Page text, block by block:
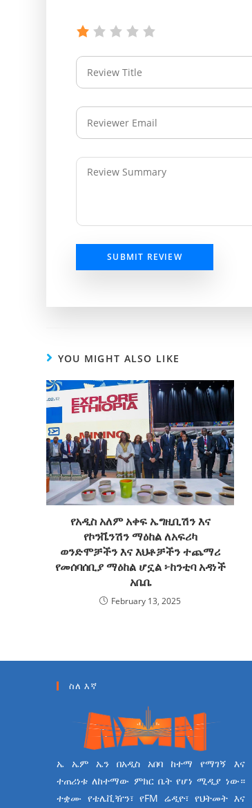
SUBMIT REVIEW
YOU MIGHT ALSO LIKE
የአዲስ አለም አቀፍ ኤግዚቢሽን እና
የኮንቬንሽን ማዕከል ለአፍሪካ
ወንድሞቻችን እና እህቶቻችን ተጨማሪ
የመሰባሰቢያ ማዕከል ሆኗል ፦ከንቲባ አዳነች
አቤቤ
February 13, 2025
ስለ እኛ
ኤ ኤም ኤን በአዲስ አበባ ከተማ የማገኝ እና
ተጠሪነቱ ለከተማው ምክር ቤት የሆነ ሚዲያ ነው።
ተቋሙ የቴሌቪዥን፣ የFM ሬዲዮ፣ የህትመት እና